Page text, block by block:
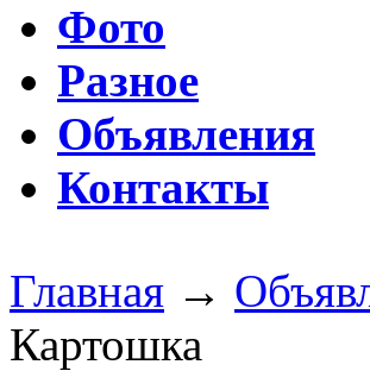
Фото
Разное
Объявления
Контакты
Главная →
Картошка